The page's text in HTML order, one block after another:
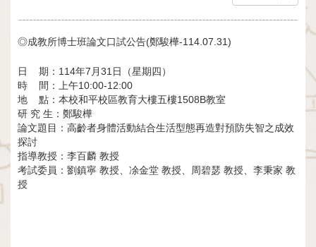
◎成教所博士班論文口試公告(鄭駿樺-114.07.31)
日 期：114年7月31日（星期四）
時 間：上午10:00-12:00
地 點：本校和平校區教育大樓五樓1508B教室
研 究 生：鄭駿樺
論文題目：高齡者身體活動結合生活型態再造對預防失智之成效
探討
指導教授：李百麟 教授
考試委員：劉鎮寧 教授、凃金堂 教授、周碧瑟 教授、李秉家 教
授